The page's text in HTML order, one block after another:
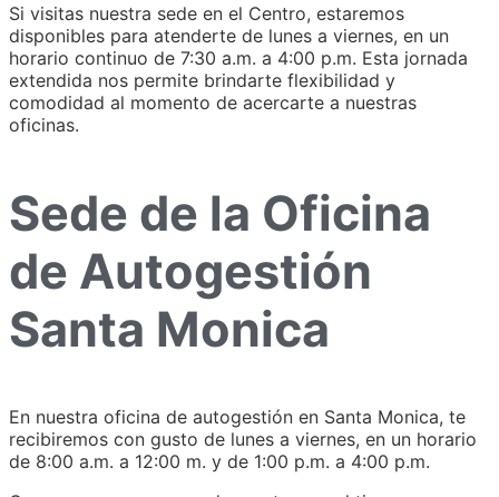
Si visitas nuestra sede en el Centro, estaremos
disponibles para atenderte de lunes a viernes, en un
horario continuo de 7:30 a.m. a 4:00 p.m. Esta jornada
extendida nos permite brindarte flexibilidad y
comodidad al momento de acercarte a nuestras
oficinas.
Sede de la Oficina
de Autogestión
Santa Monica
En nuestra oficina de autogestión en Santa Monica, te
recibiremos con gusto de lunes a viernes, en un horario
de 8:00 a.m. a 12:00 m. y de 1:00 p.m. a 4:00 p.m.